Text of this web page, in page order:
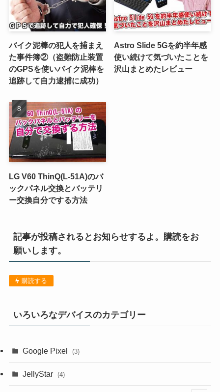
バイク泥棒の犯人を捕まえ
た事件簿②（盗難防止装置
のGPSを使いバイク泥棒を
追跡して自力逮捕に成功）
Astro Slide 5Gを約半年感
使い続けて気づいたことを
沢山まとめたレビュー
LG V60 ThinQ(L-51A)のバ
ックパネル交換とバッテリ
ー交換自分でする方法
記事が投稿されるとお知らせするよ。購読をお
願いします。
購読する
いろいろなデバイスのカテゴリー
Google Pixel (3)
JellyStar (4)